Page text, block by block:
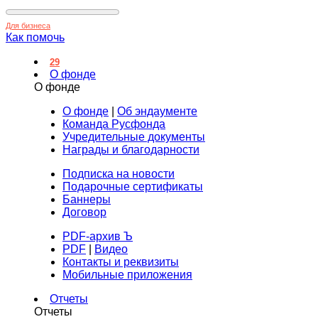
Для бизнеса
Как помочь
29
О фонде
О фонде
О фонде
Об эндаументе
Команда Русфонда
Учредительные документы
Награды и благодарности
Подписка на новости
Подарочные сертификаты
Баннеры
Договор
PDF-архив Ъ
PDF
Видео
Контакты и реквизиты
Мобильные приложения
Отчеты
Отчеты